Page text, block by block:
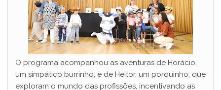
O programa acompanhou as aventuras de Horácio,
um simpático burrinho, e de Heitor, um porquinho, que
exploram o mundo das profissões, incentivando as